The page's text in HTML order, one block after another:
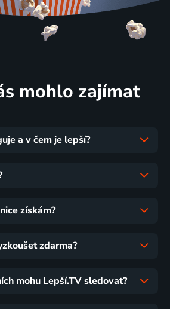
mohlo zajímat
a v čem je lepší?
získám?
zdarma?
mohu Lepší.TV sledovat?